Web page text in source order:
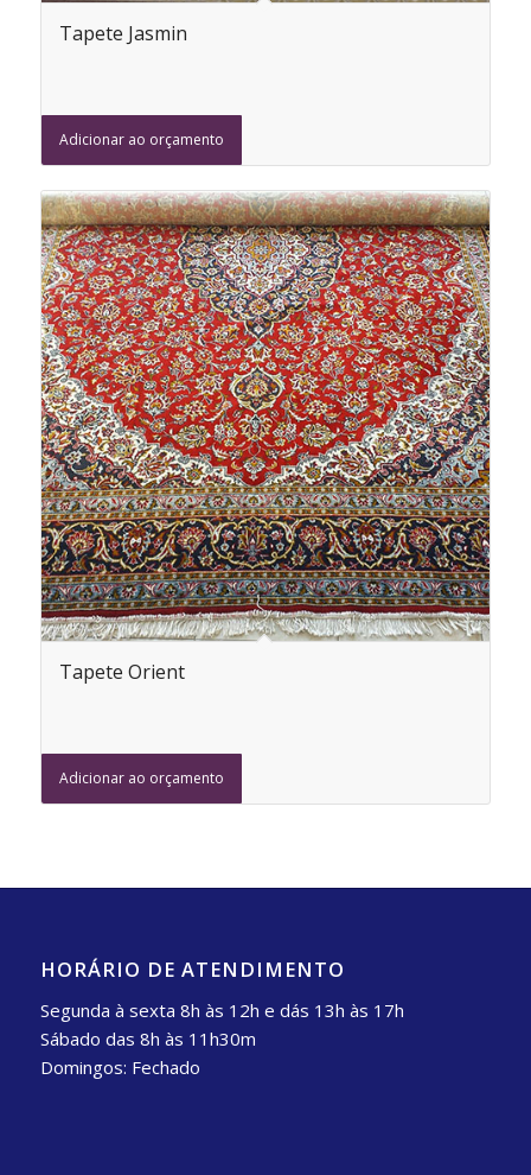
Tapete Jasmin
Adicionar ao orçamento
Tapete Orient
Adicionar ao orçamento
HORÁRIO DE ATENDIMENTO
Segunda à sexta 8h às 12h e dás 13h às 17h
Sábado das 8h às 11h30m
Domingos: Fechado